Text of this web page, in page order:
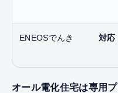
ENEOSでんき 対応
オール電化住宅は専用